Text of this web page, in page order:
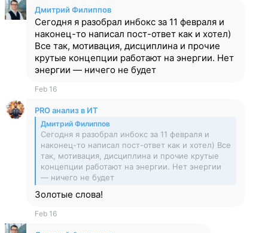
Дмитрий Филиппов
Сегодня я разобрал инбокс за 11 февраля и
наконец-то написал пост-ответ как и хотел)
Все так, мотивация, дисциплина и прочие
крутые концепции работают на энергии. Нет
энергии — ничего не будет
Feb 16
PRO анализ в ИТ
Дмитрий Филиппов
Сегодня я разобрал инбокс за 11 февраля и
наконец-то написал пост-ответ как и хотел) Все
так, мотивация, дисциплина и прочие крутые
концепции работают на энергии. Нет энергии
— ничего не будет
Золотые слова!
Feb 16